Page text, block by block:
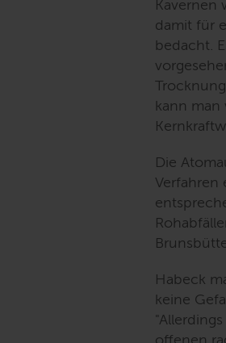
Kavernen
damit für
bedacht.
kann
Die
Verfahren
Habeck
keine
"